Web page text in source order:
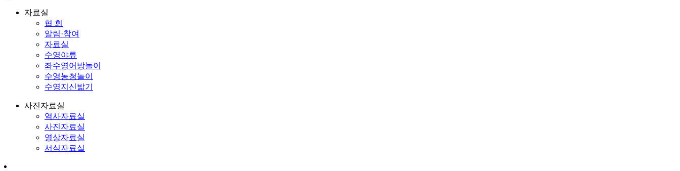
자료실
협 회
알림·참여
자료실
수영야류
좌수영어방놀이
수영농청놀이
수영지신밟기
사진자료실
역사자료실
사진자료실
영상자료실
서식자료실